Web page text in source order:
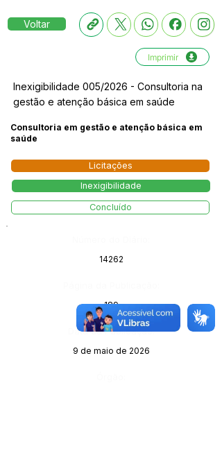
Voltar
Imprimir
Inexigibilidade 005/2026 - Consultoria na
gestão e atenção básica em saúde
Consultoria em gestão e atenção básica em
saúde
Licitações
Inexigibilidade
Concluído
14262
189
Data da Publicação:
9 de maio de 2026